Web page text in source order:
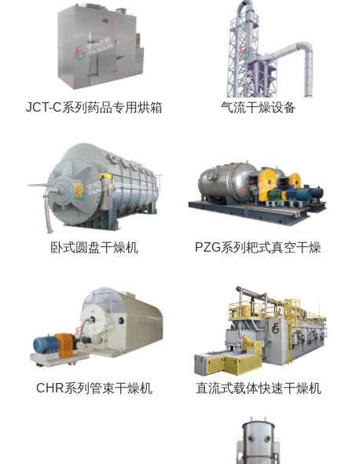
JCT-C系列药品专用烘箱 气流干燥设备
卧式圆盘干燥机 PZG系列耙式真空干燥
CHR系列管束干燥机 直流式载体快速干燥机